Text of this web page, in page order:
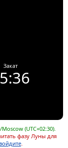
Закат
(UTC+02:30).
фазу Луны для
войдите.